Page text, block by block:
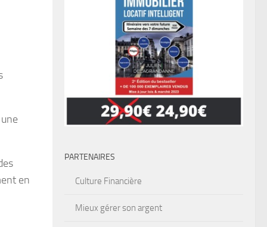
en
PARTENAIRES
Culture Financière
Mieux gérer son argent